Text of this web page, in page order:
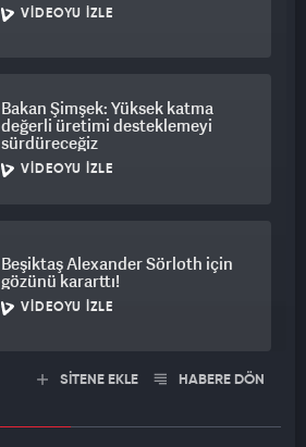
VIDEOYU İZLE
Bakan Şimşek: Yüksek katma
değerli üretimi desteklemeyi
sürdüreceğiz
VIDEOYU İZLE
Beşiktaş Alexander Sörloth için
gözünü kararttı!
VIDEOYU İZLE
SİTENE EKLE HABERE DÖN